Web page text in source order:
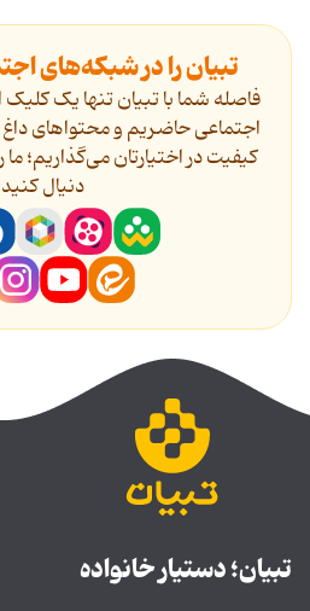
تبیان را در شبکه‌های
فاصله شما با تبیان تنها یک
اجتماعی حاضریم و محتواهای داغ
کیفیت در اختیارتان می‌گذاریم؛
دنیال
تبیان؛ دستیار خانواده